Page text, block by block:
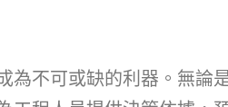
為不可或缺的利器。無論